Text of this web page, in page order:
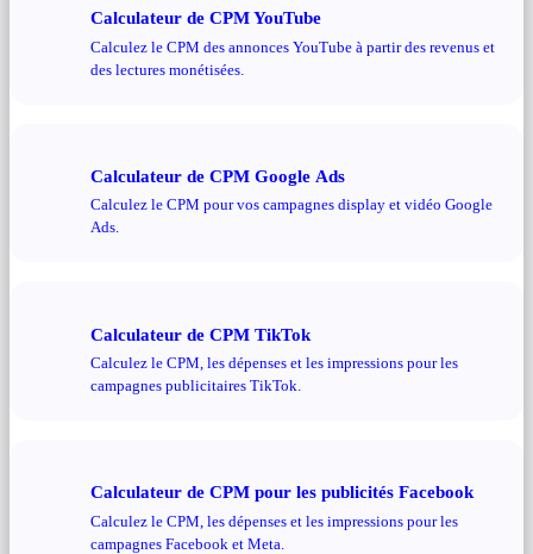
Calculateur de CPM YouTube
Calculez le CPM des annonces YouTube à partir des revenus et
des lectures monétisées.
Calculateur de CPM Google Ads
Calculez le CPM pour vos campagnes display et vidéo Google
Ads.
Calculateur de CPM TikTok
Calculez le CPM, les dépenses et les impressions pour les
campagnes publicitaires TikTok.
Calculateur de CPM pour les publicités Facebook
Calculez le CPM, les dépenses et les impressions pour les
campagnes Facebook et Meta.